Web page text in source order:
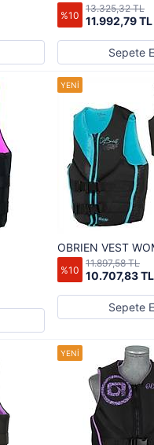
%10 11.992,79 TL
13.325,32 TL
Sepete
OBRIEN VEST
%10 10.707,83 TL
11.897,58 TL
Sepete